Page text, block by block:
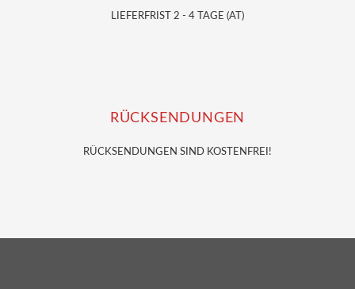
LIEFERFRIST 2 - 4 TAGE (AT)
RÜCKSENDUNGEN
RÜCKSENDUNGEN SIND KOSTENFREI!